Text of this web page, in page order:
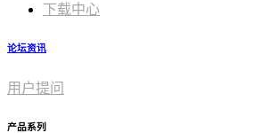
下载中心
论坛资讯
用户提问
产品系列